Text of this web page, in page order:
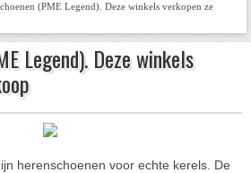
(PME Legend). Deze winkels verkopen ze
Legend). Deze winkels
herenschoenen voor echte kerels. De